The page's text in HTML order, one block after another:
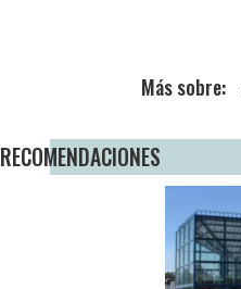
RECOMENDACIONES